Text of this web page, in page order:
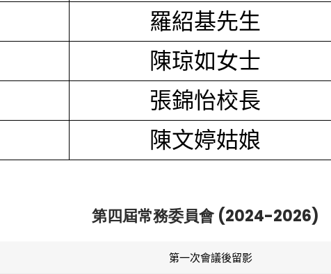
羅紹基先生
陳琼如女士
張錦怡校長
陳文婷姑娘
第四屆常務委員會 (2024-2026)
第一次會議後留影